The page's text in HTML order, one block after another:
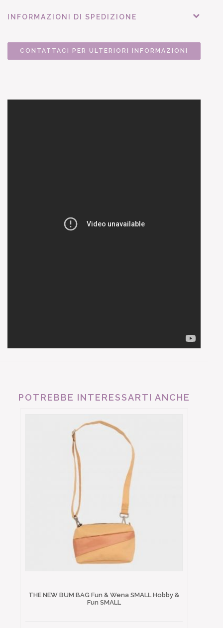
INFORMAZIONI DI SPEDIZIONE
CONTATTACI PER ULTERIORI INFORMAZIONI
POTREBBE INTERESSARTI ANCHE
THE NEW BUM BAG Fun & Wena SMALL Hobby &
Fun SMALL